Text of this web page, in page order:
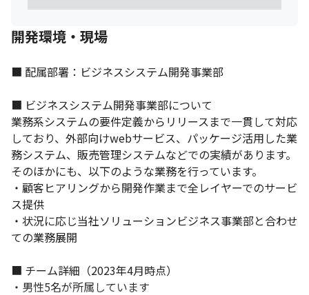
メリハリをつけて働ける職場です。
開発環境・現場
■ 配属部署：ビジネスシステム開発事業部
■ ビジネスシステム開発事業部について
業務系システムの要件定義からリリースまで一貫して対応
しており、外部向けwebサービス、パッケージ活用した業
務システム、販売管理システムなどでの実績があります。
そのほかにも、以下のような業務を行っています。
・顧客ヒアリングから開発作業まで全レイヤーでのサービ
ス提供
・状況に応じ当社ソリューションビジネス事業部と合わせ
ての業務展開
■ チーム詳細（2023年4月時点）
・男性5名が所属しています